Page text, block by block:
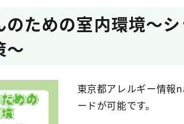
のための室内環境～
～
東京都アレルギー情報
ードが可能です。